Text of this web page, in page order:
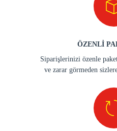
ÖZENLİ
Siparişlerinizi özenle
ve zarar görmeden